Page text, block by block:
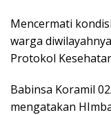
Mencermati
warga
Protokol
Babinsa Koramil
mengatakan